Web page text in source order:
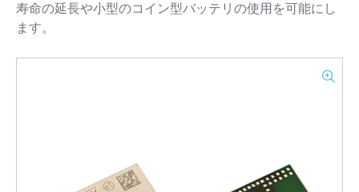
寿命の延長や小型のコイン型バッテリの使用を可能にし
ます。